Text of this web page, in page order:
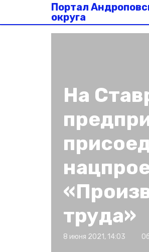
Портал
округа
На
труда»
8 июня 2021, 14:03